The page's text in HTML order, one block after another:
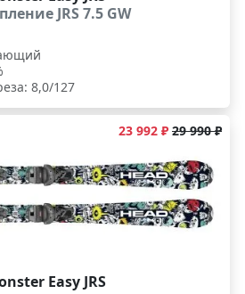
JRS 7.5 GW
8,0/127
23 992 ₽ 29 990 ₽
Easy JRS